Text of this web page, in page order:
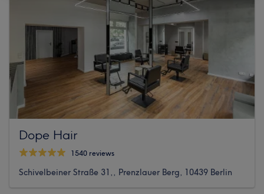
Dope Hair
1540 reviews
Schivelbeiner Straße 31,, Prenzlauer Berg, 10439 Berlin